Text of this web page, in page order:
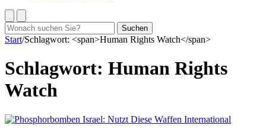
Suchen
nach:
Suchen
Start/Schlagwort: <span>Human Rights Watch</span>
Schlagwort: Human Rights
Watch
International